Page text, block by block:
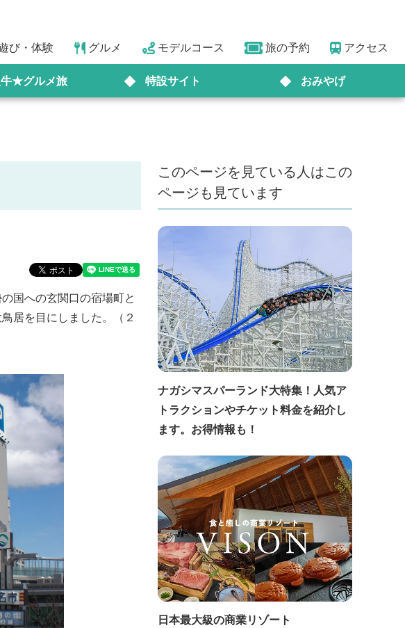
び・体験 グルメ モデルコース 旅の予約 アクセス
★グルメ旅 特設サイト おみやげ
国への玄関口の宿場町と
居を目にしました。（２
このページを見ている人はこの
ページも見ています
ナガシマスパーランド大特集！人気ア
トラクションやチケット料金を紹介し
ます。お得情報も！
日本最大級の商業リゾート